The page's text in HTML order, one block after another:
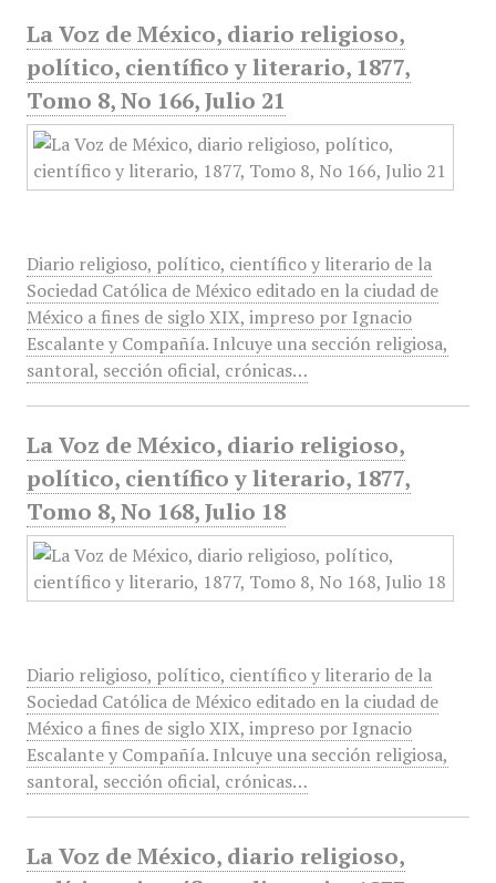
La Voz de México, diario religioso,
político, científico y literario, 1877,
Tomo 8, No 166, Julio 21
Diario religioso, político, científico y literario de la
Sociedad Católica de México editado en la ciudad de
México a fines de siglo XIX, impreso por Ignacio
Escalante y Compañía. Inlcuye una sección religiosa,
santoral, sección oficial, crónicas…
La Voz de México, diario religioso,
político, científico y literario, 1877,
Tomo 8, No 168, Julio 18
Diario religioso, político, científico y literario de la
Sociedad Católica de México editado en la ciudad de
México a fines de siglo XIX, impreso por Ignacio
Escalante y Compañía. Inlcuye una sección religiosa,
santoral, sección oficial, crónicas…
La Voz de México, diario religioso,